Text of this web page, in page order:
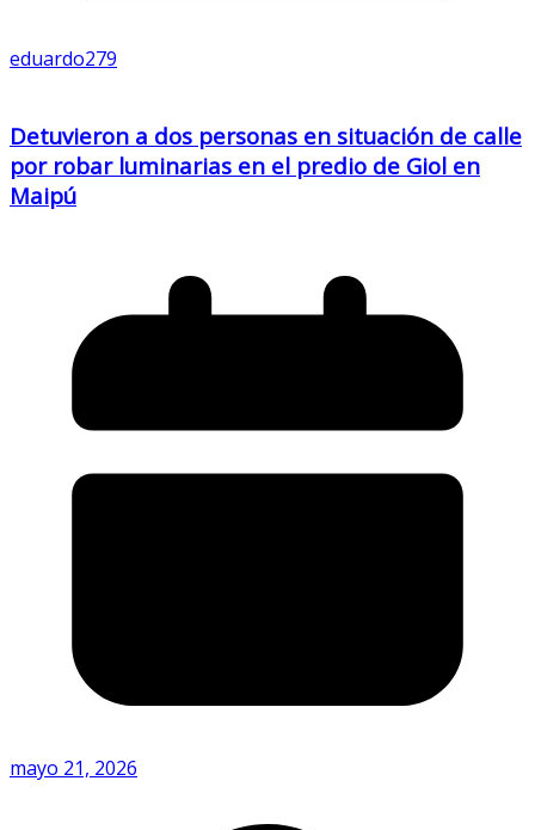
eduardo279
Detuvieron a dos personas en situación de calle
por robar luminarias en el predio de Giol en
Maipú
mayo 21, 2026